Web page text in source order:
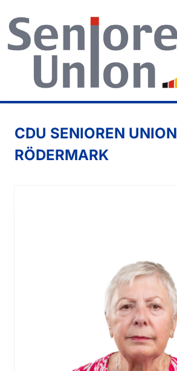
CDU SENIOREN UNION
RÖDERMARK